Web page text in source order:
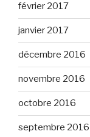
février 2017
janvier 2017
décembre 2016
novembre 2016
octobre 2016
septembre 2016